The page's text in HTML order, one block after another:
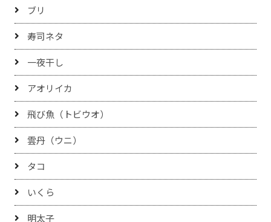
ブリ
寿司ネタ
一夜干し
アオリイカ
飛び魚（トビウオ）
雲丹（ウニ）
タコ
いくら
明太子